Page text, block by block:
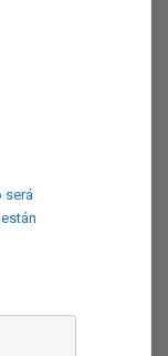
será